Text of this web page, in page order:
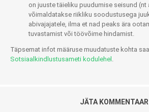
on juuste täieliku puudumise seisund
võimaldatakse riikliku soodustusega
abivajajatele, ilma et nad peaks ära
tuvastamist või töövõime hindamist.
Täpsemat infot määruse muudatuste kohta
Sotsiaalkindlustusameti kodulehel
JÄTA KOMMENTAAR